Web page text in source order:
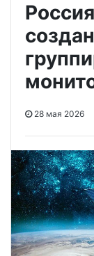
28 мая 2026